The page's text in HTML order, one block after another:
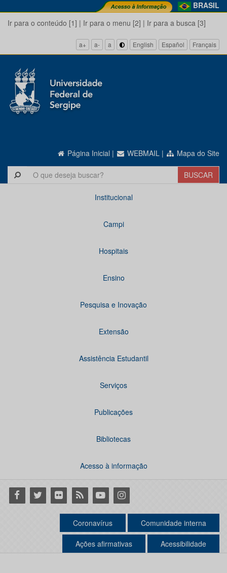
BRASIL
Ir para o conteúdo [1] | Ir para o menu [2] | Ir para a busca [3]
a+ a- a English Español Français
Página Inicial | WEBMAIL | Mapa do Site
Institucional
Campi
Hospitais
Ensino
Pesquisa e Inovação
Extensão
Assistência Estudantil
Serviços
Publicações
Bibliotecas
Acesso à informação
Facebook
Twitter Flickr RSS YoutubeInstagram
Coronavírus Comunidade interna
Ações afirmativas Acessibilidade